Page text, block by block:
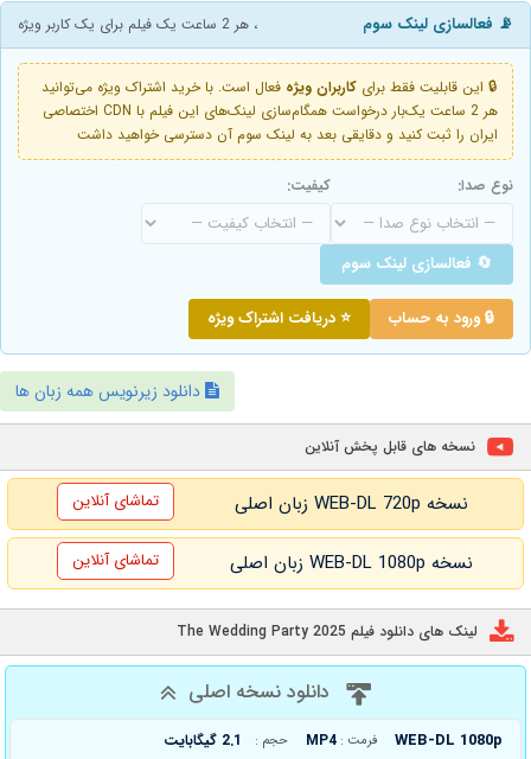
📡 فعالسازی لینک سوم ، هر 2 ساعت یک فیلم برای یک کاربر ویژه
🔒 این قابلیت فقط برای کاربران ویژه فعال است. با خرید اشتراک ویژه می‌توانید
هر 2 ساعت یک‌بار درخواست همگام‌سازی لینک‌های این فیلم با CDN اختصاصی
ایران را ثبت کنید و دقایقی بعد به لینک سوم آن دسترسی خواهید داشت
نوع صدا: کیفیت:
🔄 فعالسازی لینک سوم
🔒 ورود به حساب ⭐ دریافت اشتراک ویژه
دانلود زیرنویس همه زبان ها
نسخه های قابل پخش آنلاین
نسخه WEB-DL 720p زبان اصلی تماشای آنلاین
نسخه WEB-DL 1080p زبان اصلی تماشای آنلاین
لینک های دانلود فیلم The Wedding Party 2025
دانلود نسخه اصلی
WEB-DL 1080p فرمت : MP4 حجم : 2.1 گیگابایت